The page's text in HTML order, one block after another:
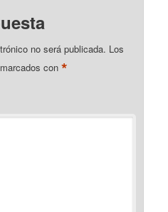
no será publicada. Los
con*